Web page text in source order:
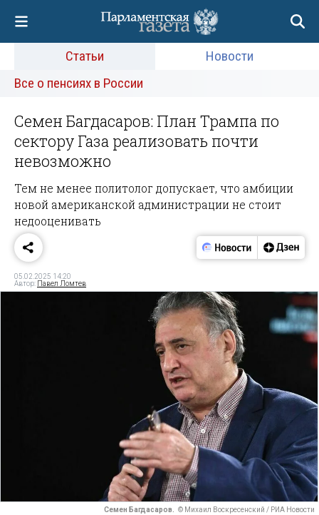
Статьи
Новости
Все о пенсиях в России
Семен Багдасаров: План Трампа по
сектору Газа реализовать почти
невозможно
Тем не менее политолог допускает, что амбиции
новой американской администрации не стоит
недооценивать
05.02.2025 14:20
Автор: Павел Ломтев
Семен Багдасаров. © Михаил Воскресенский / РИА Новости